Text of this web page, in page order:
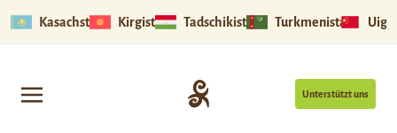
Kasachstan Kirgistan Tadschikistan Turkmenistan
Unterstützt uns